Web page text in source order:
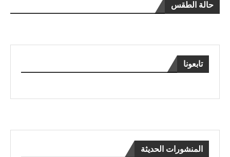
حالة الطقس
تابعونا
المنشورات الحديثة